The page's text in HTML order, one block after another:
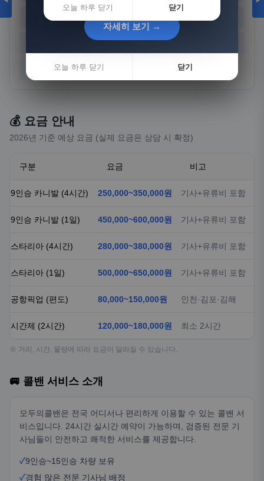
경기 충남
전남 경북
💰 요금 안내
2026년 기준 예상 요금 (실제 요금은 상담 시 확정)
구분 요금 비고
9인승 카니발 (4시간) 250,000~350,000원 기사+유류비 포함
9인승 카니발 (1일) 450,000~600,000원 기사+유류비 포함
스타리아 (4시간) 280,000~380,000원 기사+유류비 포함
스타리아 (1일) 500,000~650,000원 기사+유류비 포함
공항픽업 (편도) 80,000~150,000원 인천·김포·김해
시간제 (2시간) 120,000~180,000원 최소 2시간
※ 거리, 시간, 물량에 따라 요금이 달라질 수 있습니다.
🚐 콜밴 서비스 소개
모두의콜밴은 전국 어디서나 편리하게 이용할 수 있는 콜밴 서
비스입니다. 24시간 실시간 예약이 가능하며, 검증된 전문 기
사님들이 안전하고 쾌적한 서비스를 제공합니다.
✓9인승~15인승 차량 보유
✓경험 많은 전문 기사님 배정
오늘 하루 닫기 닫기
자세히 보기 →
오늘 하루 닫기 닫기
자세히 보기 →
오늘 하루 닫기 닫기